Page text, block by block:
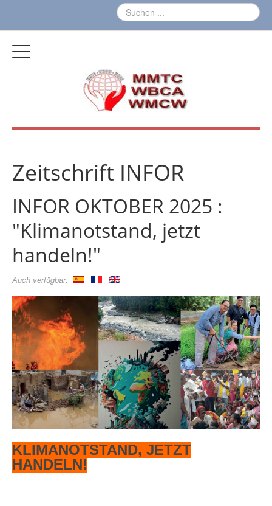
Zeitschrift INFOR
INFOR OKTOBER 2025 :
"Klimanotstand, jetzt
handeln!"
Auch verfügbar:
KLIMANOTSTAND, JETZT
HANDELN!